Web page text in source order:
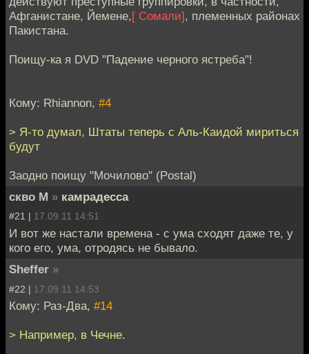
Афганистане, Йемене,[ Сомали], племенных районах
Пакистана.
Поищу-ка я DVD "Падение черного ястреба"!
Кому: Rhiannon, #4
> Я-то думал, Штаты теперь с Аль-Каидой мириться
будут
Заодно поищу "Мочилово" (Postal)
скво М » камрадесса
#21 | 17.09.11 14:51
И вот же настали времена - с ума сходят даже те, у
кого его, ума, отродясь не бывало.
Sheffer »
#22 | 17.09.11 14:53
Кому: Раз-Два, #14
> Например, в Чечне.